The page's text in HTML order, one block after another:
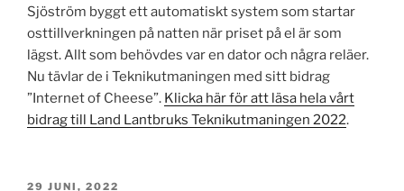
Sjöström byggt ett automatiskt system som startar
osttillverkningen på natten när priset på el är som
lägst. Allt som behövdes var en dator och några reläer.
Nu tävlar de i Teknikutmaningen med sitt bidrag
”Internet of Cheese”. Klicka här för att läsa hela vårt
bidrag till Land Lantbruks Teknikutmaningen 2022.
PUBLICERAT
29 JUNI, 2022